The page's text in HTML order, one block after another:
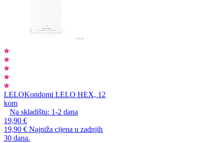
LELOKondomi LELO HEX, 12
kom
Na skladištu: 1-2 dana
19,90 €
19,90 € Najniža cijena u zadnjih
30 dana.